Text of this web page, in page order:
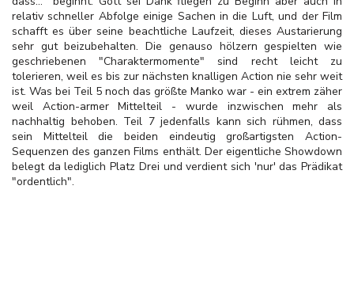
relativ schneller Abfolge einige Sachen in die Luft, und der Film
schafft es über seine beachtliche Laufzeit, dieses Austarierung
sehr gut beizubehalten. Die genauso hölzern gespielten wie
geschriebenen "Charaktermomente" sind recht leicht zu
tolerieren, weil es bis zur nächsten knalligen Action nie sehr weit
ist. Was bei Teil 5 noch das größte Manko war - ein extrem zäher
weil Action-armer Mittelteil - wurde inzwischen mehr als
nachhaltig behoben. Teil 7 jedenfalls kann sich rühmen, dass
sein Mittelteil die beiden eindeutig großartigsten Action-
Sequenzen des ganzen Films enthält. Der eigentliche Showdown
belegt da lediglich Platz Drei und verdient sich 'nur' das Prädikat
"ordentlich".